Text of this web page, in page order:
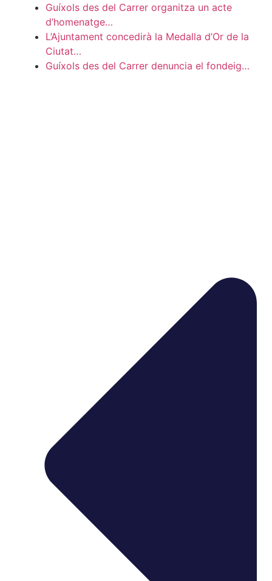
Guíxols des del Carrer organitza un acte
d’homenatge…
L’Ajuntament concedirà la Medalla d’Or de la
Ciutat…
Guíxols des del Carrer denuncia el fondeig…